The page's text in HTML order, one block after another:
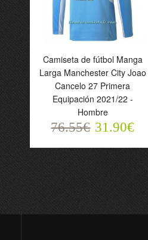
Larga Manchester City
Equipación 2021/22 -
Camiseta de fútbol Manga
Larga Manchester City Joao
Cancelo 27 Primera
Equipación 2021/22 -
Hombre
76.55€ 31.90€